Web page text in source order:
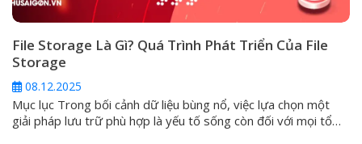
File Storage Là Gì? Quá Trình Phát Triển Của File
Storage
08.12.2025
Mục lục Trong bối cảnh dữ liệu bùng nổ, việc lựa chọn một
giải pháp lưu trữ phù hợp là yếu tố sống còn đối với mọi tổ